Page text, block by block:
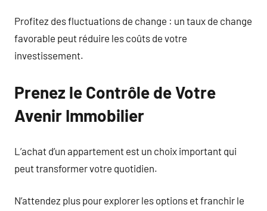
Profitez des fluctuations de change : un taux de change
favorable peut réduire les coûts de votre
investissement.
Prenez le Contrôle de Votre
Avenir Immobilier
L’achat d’un appartement est un choix important qui
peut transformer votre quotidien.
N’attendez plus pour explorer les options et franchir le